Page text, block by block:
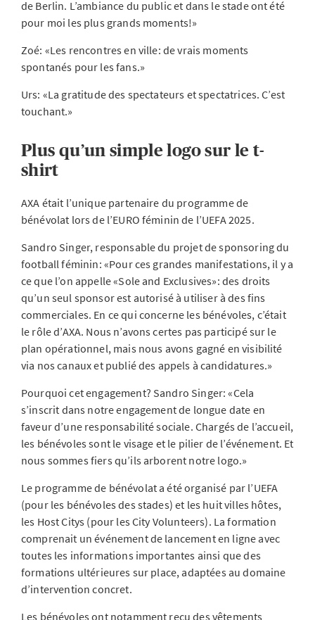
de Berlin. L’ambiance du public et dans le stade ont été
pour moi les plus grands moments!»
Zoé: «Les rencontres en ville: de vrais moments
spontanés pour les fans.»
Urs: «La gratitude des spectateurs et spectatrices. C’est
touchant.»
Plus qu’un simple logo sur le t-
shirt
AXA était l’unique partenaire du programme de
bénévolat lors de l’EURO féminin de l’UEFA 2025.
Sandro Singer, responsable du projet de sponsoring du
football féminin: «Pour ces grandes manifestations, il y a
ce que l’on appelle «Sole and Exclusives»: des droits
qu’un seul sponsor est autorisé à utiliser à des fins
commerciales. En ce qui concerne les bénévoles, c’était
le rôle d’AXA. Nous n’avons certes pas participé sur le
plan opérationnel, mais nous avons gagné en visibilité
via nos canaux et publié des appels à candidatures.»
Pourquoi cet engagement? Sandro Singer: «Cela
s’inscrit dans notre engagement de longue date en
faveur d’une responsabilité sociale. Chargés de l’accueil,
les bénévoles sont le visage et le pilier de l’événement. Et
nous sommes fiers qu’ils arborent notre logo.»
Le programme de bénévolat a été organisé par l’UEFA
(pour les bénévoles des stades) et les huit villes hôtes,
les Host Citys (pour les City Volunteers). La formation
comprenait un événement de lancement en ligne avec
toutes les informations importantes ainsi que des
formations ultérieures sur place, adaptées au domaine
d’intervention concret.
Les bénévoles ont notamment reçu des vêtements